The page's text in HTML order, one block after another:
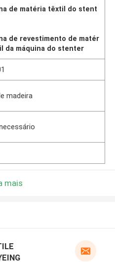
de matéria têxtil do stent
de revestimento de matér
da máquina do stenter
madeira
mais